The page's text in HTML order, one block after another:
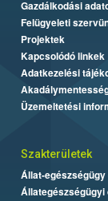
Gazdálkodási
Felügyeleti
Projektek
Kapcsolódó linkek
Adatkezelési
Üzemeltetési
Szakterületek
Állat-
Állategészségügyi